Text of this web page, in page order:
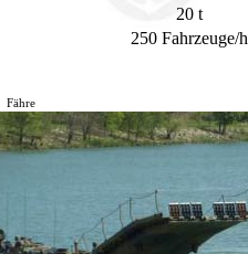
20 t
250 Fahrzeuge/h
Fähre